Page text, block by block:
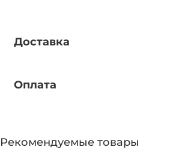
Доставка
Оплата
Рекомендуемые товары